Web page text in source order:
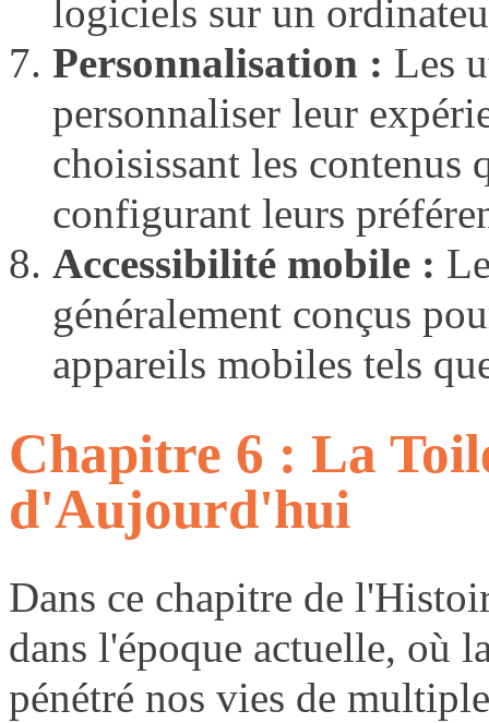
logiciels sur un
Personnalisation : Les
personnaliser leur
choisissant les contenus
configurant leurs
Accessibilité mobile :
généralement conçus
appareils mobiles tels
Chapitre 6 : La
d'Aujourd'hui
Dans ce chapitre de
dans l'époque actuelle, où
pénétré nos vies de